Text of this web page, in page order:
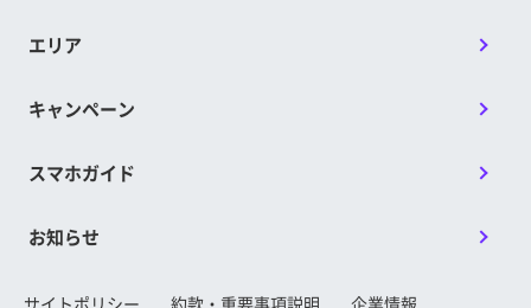
エリア
キャンペーン
スマホガイド
お知らせ